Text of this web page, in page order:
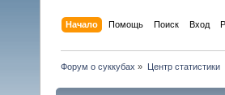
Начало Помощь Поиск Вход
Форум о суккубах » Центр статистики